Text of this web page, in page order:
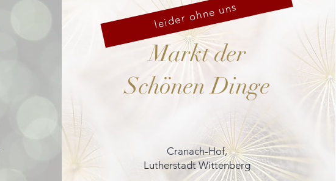
Markt der
Schönen Dinge
Cranach-Hof,
Lutherstadt Wittenberg
leider ohne uns